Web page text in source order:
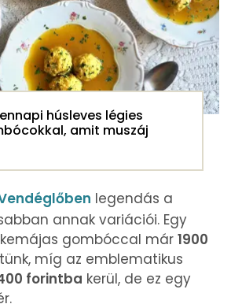
húsleves légies
amit muszáj
legendás a
annak variációi. Egy
gombóccal már 1900
míg az emblematikus
forintba kerül, de ez egy